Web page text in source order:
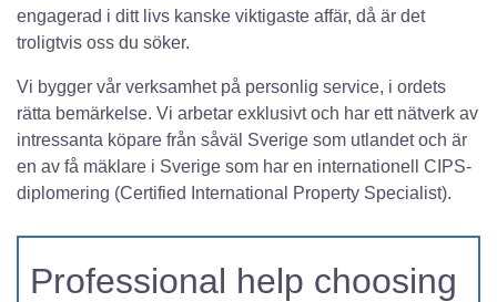
engagerad i ditt livs kanske viktigaste affär, då är det
troligtvis oss du söker.
Vi bygger vår verksamhet på personlig service, i ordets
rätta bemärkelse. Vi arbetar exklusivt och har ett nätverk av
intressanta köpare från såväl Sverige som utlandet och är
en av få mäklare i Sverige som har en internationell CIPS-
diplomering (Certified International Property Specialist).
Professional help choosing